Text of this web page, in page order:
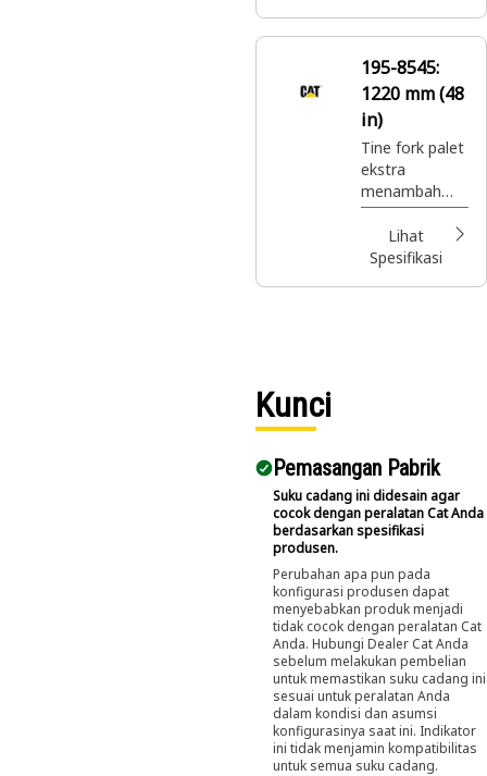
dan membuat
dalam
berbagai
aplikasi.
195-8545:
1220 mm (48
in)
Tine fork palet
ekstra
menambah
fleksibilitas
pada carriage
fork palet
Lihat
Spesifikasi
Kunci
Pemasangan Pabrik
Suku cadang ini didesain agar
cocok dengan peralatan Cat Anda
berdasarkan spesifikasi
produsen.
Perubahan apa pun pada
konfigurasi produsen dapat
menyebabkan produk menjadi
tidak cocok dengan peralatan Cat
Anda. Hubungi Dealer Cat Anda
sebelum melakukan pembelian
untuk memastikan suku cadang ini
sesuai untuk peralatan Anda
dalam kondisi dan asumsi
konfigurasinya saat ini. Indikator
ini tidak menjamin kompatibilitas
untuk semua suku cadang.